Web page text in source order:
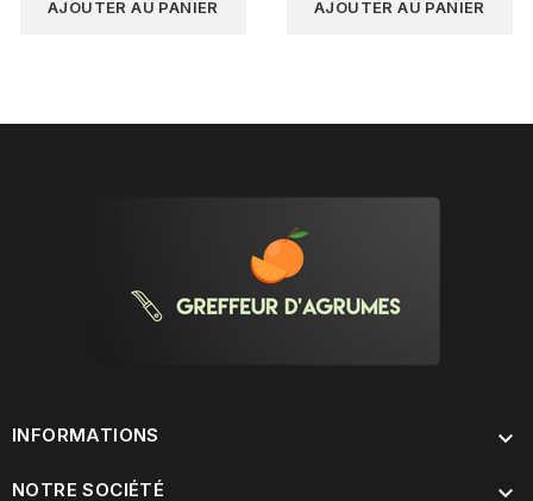
AJOUTER AU PANIER AJOUTER AU PANIER
INFORMATIONS 
NOTRE SOCIÉTÉ 